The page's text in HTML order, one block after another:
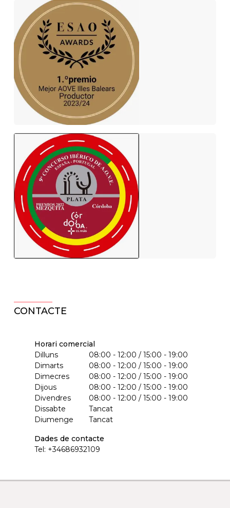
CONTACTE
Horari comercial
Dilluns
08:00 - 12:00 / 15:00 - 19:00
Dimarts
08:00 - 12:00 / 15:00 - 19:00
Dimecres
08:00 - 12:00 / 15:00 - 19:00
Dijous
08:00 - 12:00 / 15:00 - 19:00
Divendres
08:00 - 12:00 / 15:00 - 19:00
Dissabte
Tancat
Diumenge
Tancat
Dades de contacte
Tel: +34686932109